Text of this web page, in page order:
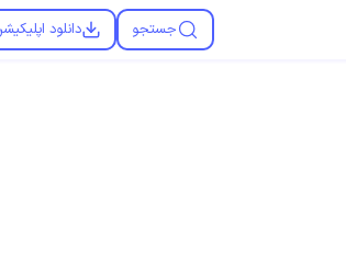
جستجو دانلود